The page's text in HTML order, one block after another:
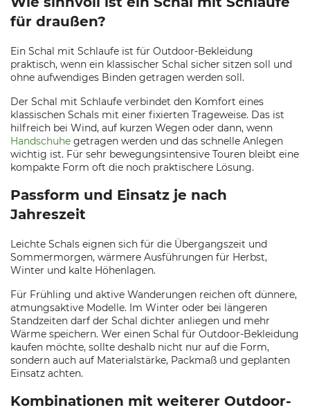
für draußen?
Ein Schal mit Schlaufe ist für Outdoor-Bekleidung
praktisch, wenn ein klassischer Schal sicher sitzen soll und
ohne aufwendiges Binden getragen werden soll.
Der Schal mit Schlaufe verbindet den Komfort eines
klassischen Schals mit einer fixierten Trageweise. Das ist
hilfreich bei Wind, auf kurzen Wegen oder dann, wenn
Handschuhe getragen werden und das schnelle Anlegen
wichtig ist. Für sehr bewegungsintensive Touren bleibt eine
kompakte Form oft die noch praktischere Lösung.
Passform und Einsatz je nach
Jahreszeit
Leichte Schals eignen sich für die Übergangszeit und
Sommermorgen, wärmere Ausführungen für Herbst,
Winter und kalte Höhenlagen.
Für Frühling und aktive Wanderungen reichen oft dünnere,
atmungsaktive Modelle. Im Winter oder bei längeren
Standzeiten darf der Schal dichter anliegen und mehr
Wärme speichern. Wer einen Schal für Outdoor-Bekleidung
kaufen möchte, sollte deshalb nicht nur auf die Form,
sondern auch auf Materialstärke, Packmaß und geplanten
Einsatz achten.
Kombinationen mit weiterer Outdoor-